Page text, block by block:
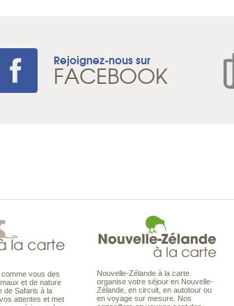
Rejoignez-nous sur
FACEBOOK
comme vous des
et de nature
de Safaris à la
attentes et met
Nouvelle-Zélande à la carte
organise votre séjour en Nouvelle-
Zélande, en circuit, en autotour ou
en voyage sur mesure. Nos